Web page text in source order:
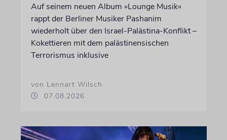
Auf seinem neuen Album »Lounge Musik«
rappt der Berliner Musiker Pashanim
wiederholt über den Israel-Palästina-Konflikt –
Kokettieren mit dem palästinensischen
Terrorismus inklusive
von Lennart Wilsch
07.08.2026